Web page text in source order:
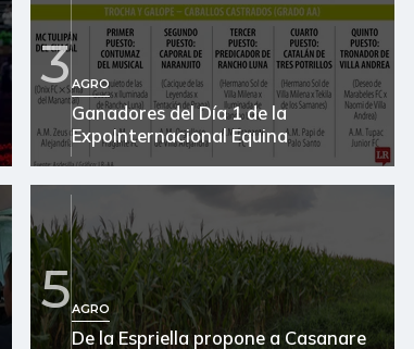
3AGRO
Ganadores del Día 1 de la
ExpoInternacional Equina
5AGRO
De la Espriella propone a Casanare